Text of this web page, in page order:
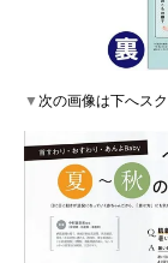
▼次の画像は下へス